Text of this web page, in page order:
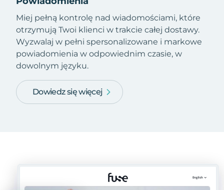
Miej pełną kontrolę nad wiadomościami, które
otrzymują Twoi klienci w trakcie całej dostawy.
Wyzwalaj w pełni spersonalizowane i markowe
powiadomienia w odpowiednim czasie, w
dowolnym języku.
Dowiedz się więcej